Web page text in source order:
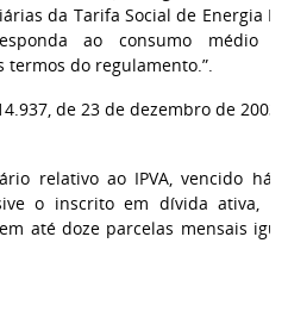
da Tarifa Social de Energia
ao consumo médio
do regulamento.”.
de 23 de dezembro de
relativo ao IPVA, vencido há
o inscrito em dívida ativa,
até doze parcelas mensais